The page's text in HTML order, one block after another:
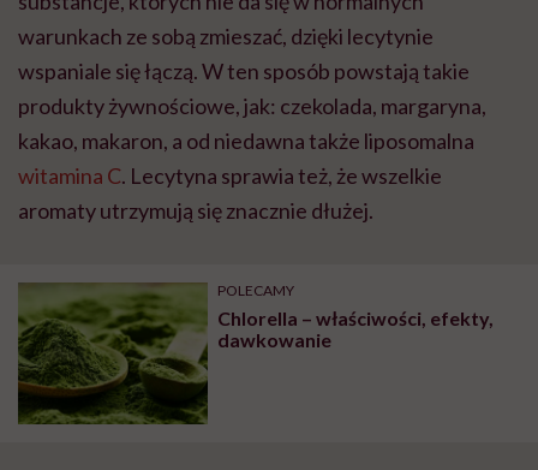
warunkach ze sobą zmieszać, dzięki lecytynie
wspaniale się łączą. W ten sposób powstają takie
produkty żywnościowe, jak: czekolada, margaryna,
kakao, makaron, a od niedawna także liposomalna
witamina C. Lecytyna sprawia też, że wszelkie
aromaty utrzymują się znacznie dłużej.
POLECAMY
Chlorella – właściwości, efekty,
dawkowanie